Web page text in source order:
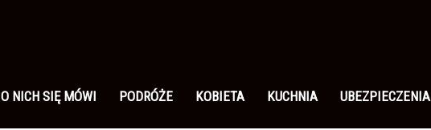
O NICH SIĘ MÓWI PODRÓŻE KOBIETA KUCHNIA UBEZPIECZENIA